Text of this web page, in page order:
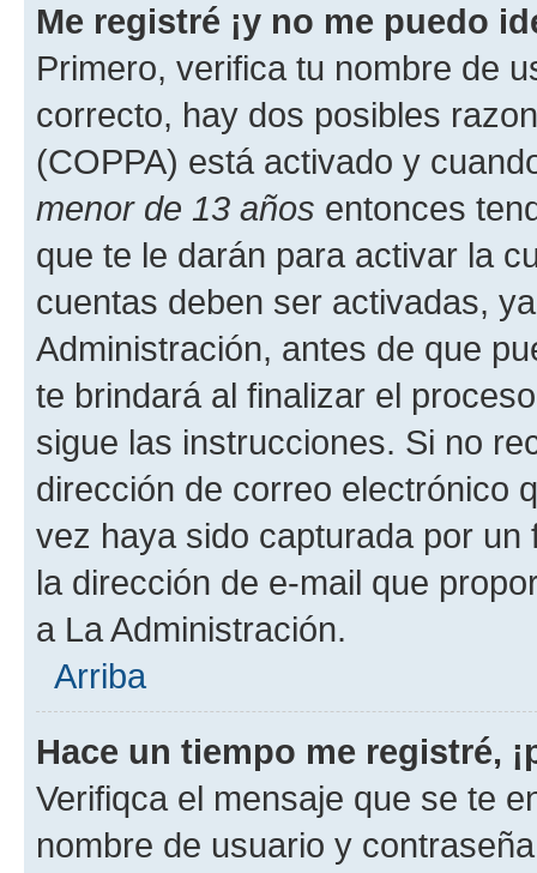
Me registré ¡y no me puedo
Primero, verifica tu nombre de
correcto, hay dos posibles
(COPPA) está activado y
menor de 13 años entonces
que te le darán para activar la
cuentas deben ser activadas,
Administración, antes de que
te brindará al finalizar el
sigue las instrucciones. Si no
dirección de correo electrónico
vez haya sido capturada por
la dirección de e-mail que
a La Administración.
Arriba
Hace un tiempo me registré,
Verifiqca el mensaje que se te
nombre de usuario y